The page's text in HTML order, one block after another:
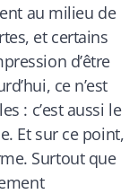
au milieu de
et certains
d’être
ce n’est
: c’est aussi le
Et sur ce point,
Surtout que